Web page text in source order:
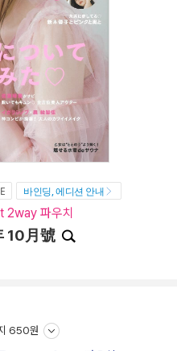
바인딩, 에디션 안내
2way 파우치
10月號
650원